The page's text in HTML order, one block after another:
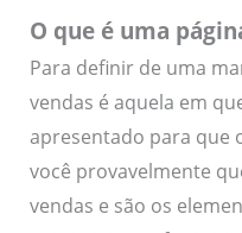
O que é uma
Para definir de uma
vendas é aquela em
apresentado para que
você provavelmente
vendas e são os